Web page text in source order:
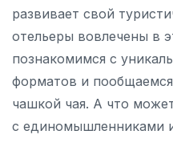
развивает свой
отельеры вовлечены в
познакомимся с
форматов и
чашкой чая. А что
с единомышленниками